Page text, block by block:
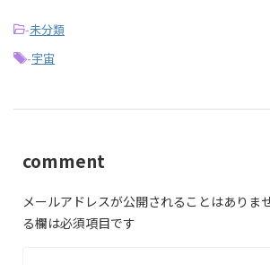
-未分類
-宇宙
comment
メールアドレスが公開されることはありませ
る欄は必須項目です